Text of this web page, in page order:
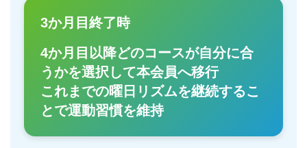
3か月目終了時
4か月目以降どのコースが自分に合
うかを選択して本会員へ移行
これまでの曜日リズムを継続するこ
とで運動習慣を維持